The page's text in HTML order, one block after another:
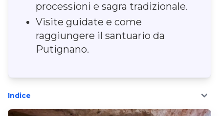
processioni e sagra tradizionale.
Visite guidate e come
raggiungere il santuario da
Putignano.
Indice